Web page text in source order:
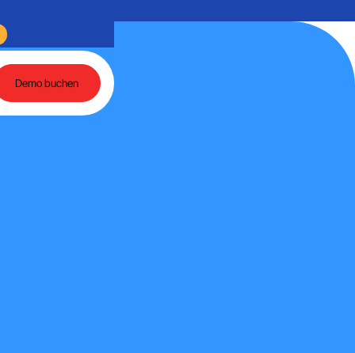
und agentenbasierte KI Rückblick auf einen Tag voller Austausch rund um
Demo buchen